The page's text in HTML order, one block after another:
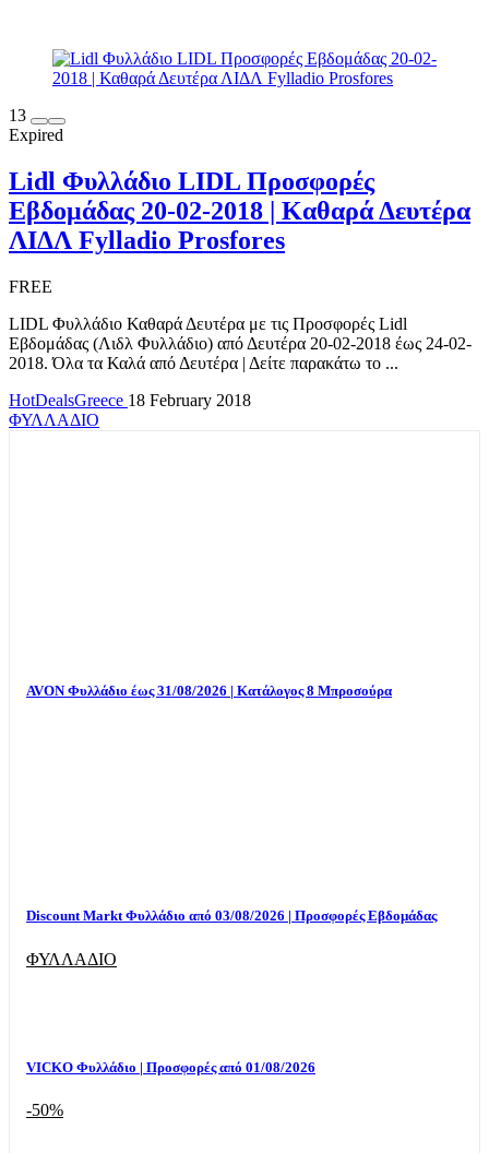
13
Expired
Lidl Φυλλάδιο LIDL Προσφορές
Εβδομάδας 20-02-2018 | Καθαρά Δευτέρα
ΛΙΔΛ Fylladio Prosfores
FREE
LIDL Φυλλάδιο Καθαρά Δευτέρα με τις Προσφορές Lidl
Εβδομάδας (Λιδλ Φυλλάδιο) από Δευτέρα 20-02-2018 έως 24-02-
2018. Όλα τα Καλά από Δευτέρα | Δείτε παρακάτω το ...
HotDealsGreece 18 February 2018
ΦΥΛΛΑΔΙΟ
AVON Φυλλάδιο έως 31/08/2026 | Κατάλογος 8 Μπροσούρα
Discount Markt Φυλλάδιο από 03/08/2026 | Προσφορές Εβδομάδας
ΦΥΛΛΑΔΙΟ
VICKO Φυλλάδιο | Προσφορές από 01/08/2026
-50%